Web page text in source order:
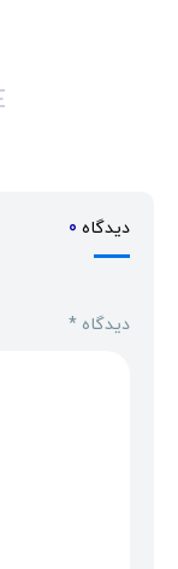
دیدگاه 0
دیدگاه *